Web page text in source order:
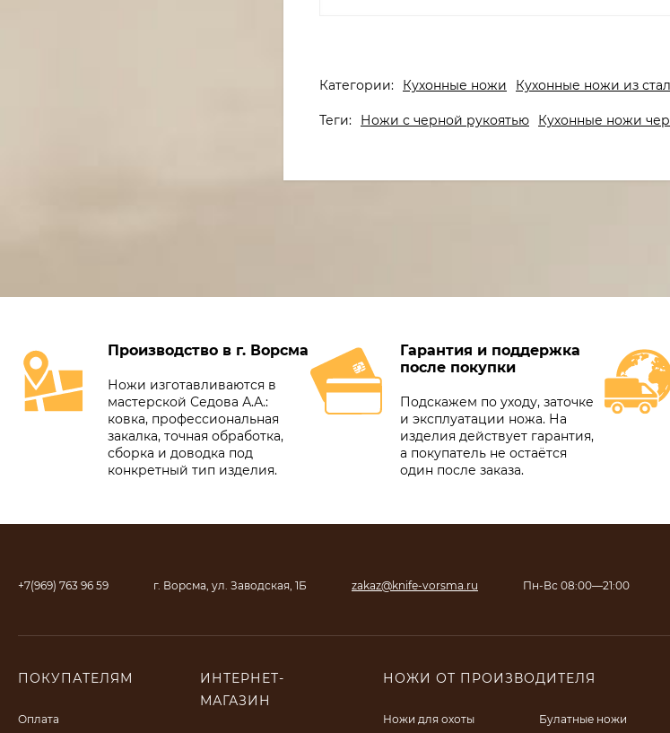
Категории: Кухонные ножи Кухонные ножи из
Теги: Ножи с черной рукоятью Кухонные ножи
Производство в г. Ворсма
Ножи изготавливаются в
мастерской Седова А.А.:
ковка, профессиональная
закалка, точная обработка,
сборка и доводка под
конкретный тип изделия.
Гарантия и поддержка
после покупки
Подскажем по уходу, заточке
и эксплуатации ножа. На
изделия действует гарантия,
а покупатель не остаётся
один после заказа.
+7(969) 763 96 59 г. Ворсма, ул. Заводская, 1Б zakaz@knife-vorsma.ru Пн-Вс 08:00—21:00
ПОКУПАТЕЛЯМ
Оплата
ИНТЕРНЕТ-
МАГАЗИН
НОЖИ ОТ ПРОИЗВОДИТЕЛЯ
Ножи для охоты Булатные ножи